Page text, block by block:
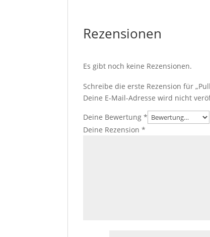
Rezensionen
Es gibt noch keine Rezensionen.
Schreibe die erste Rezension für
Deine E-Mail-Adresse wird nicht
Deine Bewertung*
Deine Rezension*